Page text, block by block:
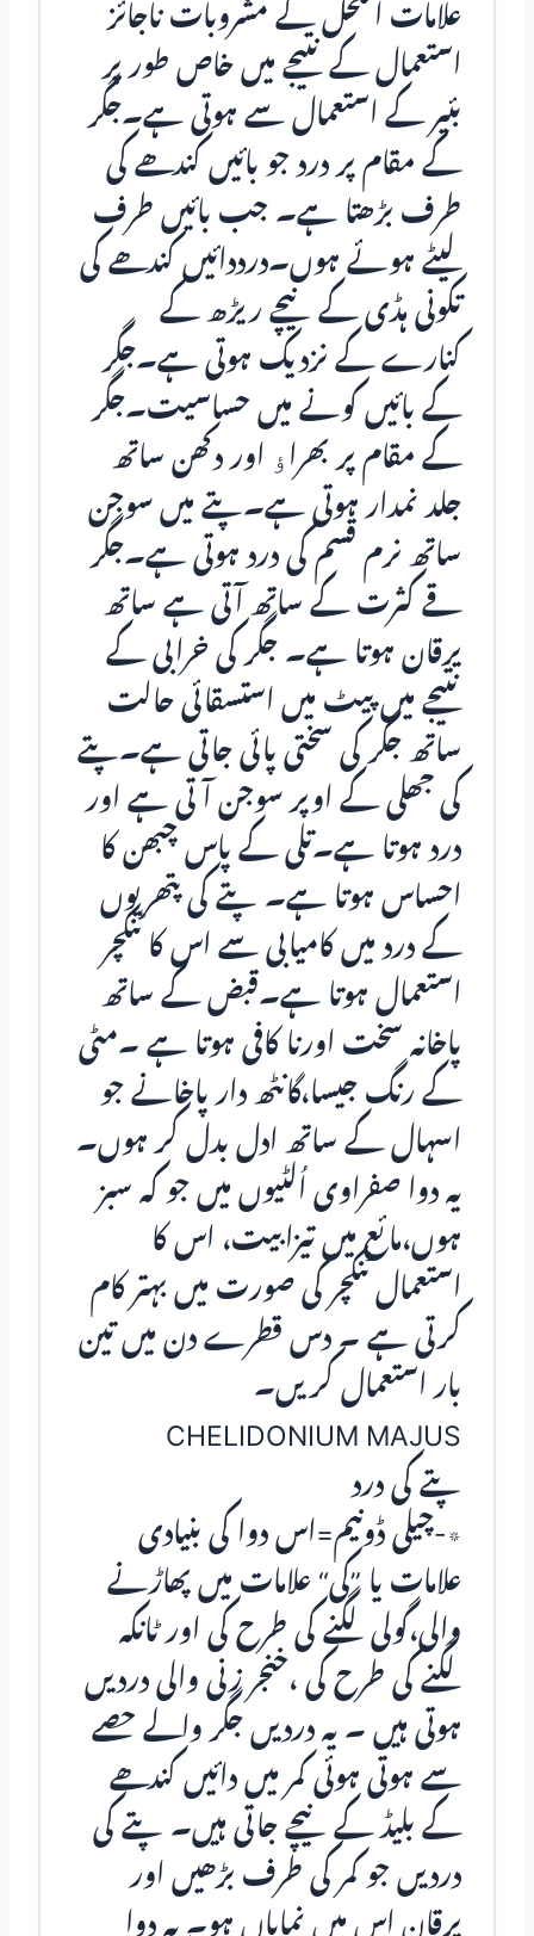
علامات الکحل کے مشروبات ناجائز
استعمال کے نتیجے میں خاص طور پر
بئیر کے استعمال سے ہوتی ہے۔جگر
کے مقام پر درد جو بائیں کندھے کی
طرف بڑھتا ہے۔ جب بائیں طرف
لیٹے ہوئے ہوں۔درددائیں کندھے کی
تکونی ہڈی کے نیچے ریڑھ کے
کنارے کے نزدیک ہوتی ہے۔جگر
کے بائیں کونے میں حساسیت۔جگر
کے مقام پر بھراﺅ اور دکھن ساتھ
جلد نمدار ہوتی ہے۔پتے میں سوجن
ساتھ نرم قسم کی درد ہوتی ہے۔جگر
قے کثرت کے ساتھ آتی ہے ساتھ
یرقان ہوتا ہے۔ جگر کی خرابی کے
نتیجے میں پیٹ میں استسقائی حالت
ساتھ جگر کی سختی پائی جاتی ہے۔پتے
کی جھلی کے اوپر سوجن آ تی ہے اور
درد ہوتا ہے۔تلی کے پاس چبھن کا
احساس ہوتا ہے۔ پتے کی پتھریوں
کے درد میں کامیابی سے اس کا ٹنکچر
استعمال ہوتا ہے۔قبض کے ساتھ
پاخانہ سخت اورنا کافی ہوتا ہے ۔مٹی
کے رنگ جیسا،گانٹھ دار پاخانے جو
اسہال کے ساتھ ادل بدل کر ہوں۔
یہ دوا صفراوی اُلٹیوں میں جو کہ سبز
ہوں،مائع میں تیزابیت، اس کا
استعمال ٹنکچر کی صورت میں بہتر کام
کرتی ہے ۔ دس قطرے دن میں تین
بار استعمال کریں۔
CHELIDONIUM MAJUS
پتے کی درد
٭-چیلی ڈونیم=اس دوا کی بنیادی
علامات یا ”کی“ علامات میں پھاڑنے
والی،گولی لگنے کی طرح کی اور ٹانکہ
لگنے کی طرح کی ،خنجر زنی والی دردیں
ہوتی ہیں ۔ یہ دردیں جگر والے حصے
سے ہوتی ہوئی کمر میں دائیں کندھے
کے بلیڈ کے نیچے جاتی ہیں۔ پتے کی
دردیں جو کمر کی طرف بڑھیں اور
یرقان اس میں نمایاں ہو۔ یہ دوا